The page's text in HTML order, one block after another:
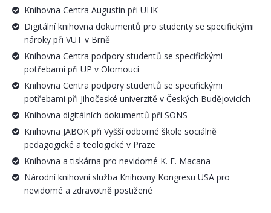
Knihovna Centra Augustin při UHK
Digitální knihovna dokumentů pro studenty se specifickými
nároky při VUT v Brně
Knihovna Centra podpory studentů se specifickými
potřebami při UP v Olomouci
Knihovna Centra podpory studentů se specifickými
potřebami při Jihočeské univerzitě v Českých Budějovicích
Knihovna digitálních dokumentů při SONS
Knihovna JABOK při Vyšší odborné škole sociálně
pedagogické a teologické v Praze
Knihovna a tiskárna pro nevidomé K. E. Macana
Národní knihovní služba Knihovny Kongresu USA pro
nevidomé a zdravotně postižené